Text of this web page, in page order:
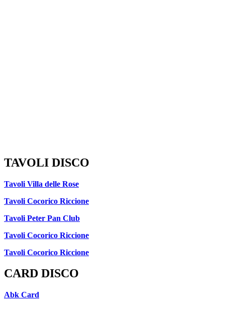
TAVOLI DISCO
Tavoli Villa delle Rose
Tavoli Cocorico Riccione
Tavoli Peter Pan Club
Tavoli Cocorico Riccione
Tavoli Cocorico Riccione
CARD DISCO
Abk Card